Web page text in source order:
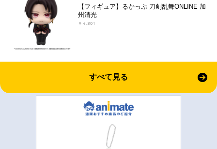
【フィギュア】るかっぷ 刀剣乱舞ONLINE 加
州清光
￥4,301
すべて見る